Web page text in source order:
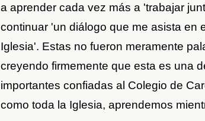
a aprender cada vez más a 'trabajar
continuar 'un diálogo que me asista en
Iglesia'. Estas no fueron meramente
creyendo firmemente que esta es una
importantes confiadas al Colegio de
como toda la Iglesia, aprendemos